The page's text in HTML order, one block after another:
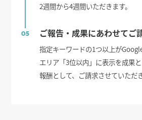
2週間から4週間いただきます。
05 ご報告・成果にあわせてご
指定キーワードの1つ以上が
エリア「3位以内」に表示を成果
報酬として、ご請求させていただ